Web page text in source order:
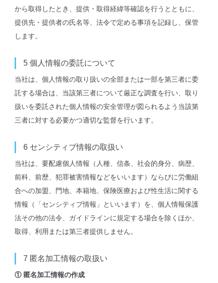
から取得したとき、提供・取得経緯等確認を行うとともに、
提供先・提供者の氏名等、法令で定める事項を記録し、保管
します。
5 個⼈情報の委託について
当社は、個⼈情報の取り扱いの全部または⼀部を第三者に委
託する場合は、当該第三者について厳正な調査を⾏い、取り
扱いを委託された個⼈情報の安全管理が図られるよう当該第
三者に対する必要かつ適切な監督を⾏います。
6 センシティブ情報の取扱い
当社は、要配慮個人情報（人種、信条、社会的身分、病歴、
前科、前歴、犯罪被害情報などをいいます）ならびに労働組
合への加盟、門地、本籍地、保険医療および性生活に関する
情報（「センシティブ情報」といいます）を、個人情報保護
法その他の法令、ガイドラインに規定する場合を除くほか、
取得、利用または第三者提供しません。
7 匿名加工情報の取扱い
① 匿名加工情報の作成